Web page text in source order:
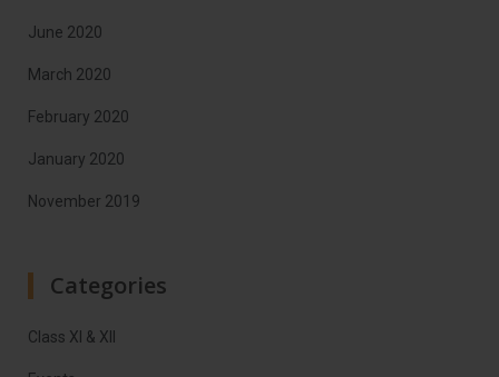
June 2020
March 2020
February 2020
January 2020
November 2019
Categories
Class XI & XII